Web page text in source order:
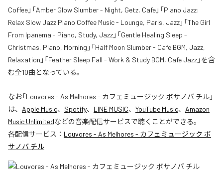
Coffee」「Amber Glow Slumber - Night, Getz, Cafe」「Piano Jazz:
Relax Slow Jazz Piano Coffee Music - Lounge, Paris, Jazz」「The Girl
From Ipanema - Piano, Study, Jazz」「Gentle Healing Sleep -
Christmas, Piano, Morning」「Half Moon Slumber - Cafe BGM, Jazz,
Relaxation」「Feather Sleep Fall - Work & Study BGM, Cafe Jazz」を含
む全10曲となっている。
なお「Louvores - As Melhores - カフェミュージック ボサノバ チル」
は、 Apple Music、 Spotify、 LINE MUSIC、 YouTube Music、 Amazon
Music Unlimitedなどの音楽配信サービスで聴くことができる。
各配信サービス： Louvores - As Melhores - カフェミュージック ボ
サノバ チル